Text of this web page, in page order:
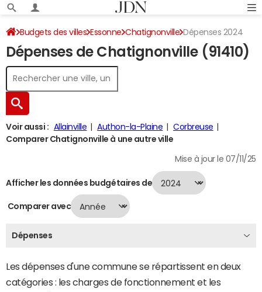
Budgets des villes Essonne Chatignonville Dépenses 2024
Dépenses de Chatignonville (91410)
Voir aussi : Allainville Authon-la-Plaine
Corbreuse
Comparer Chatignonville à une autre ville
Mise à jour le 07/11/25
Afficher les données budgétaires de
Comparer avec
Dépenses
Les dépenses d'une commune se répartissent en deux
catégories : les charges de fonctionnement et les